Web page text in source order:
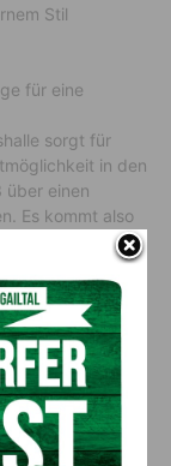
Stil
für eine
sorgt für
in den
über einen
Es kommt also
werden die
Orientierung
Farb- und
in drei